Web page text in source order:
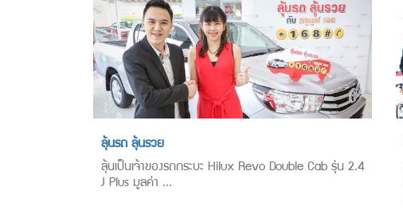
ลุ้นรถ ลุ้นรวย
ลุ้นเป็นเจ้าของรถกระบะ Hilux Revo Double Cab รุ่น 2.4
J Plus มูลค่า ...